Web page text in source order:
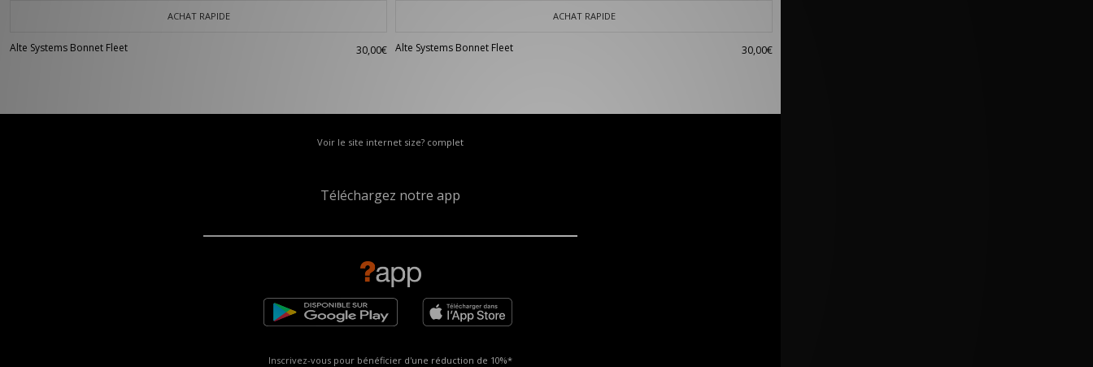
ACHAT RAPIDE
Alte Systems Bonnet Fleet 30,00€
ACHAT RAPIDE
Alte Systems Bonnet Fleet 30,00€
Voir le site internet size? complet
Téléchargez notre app
Inscrivez-vous pour bénéficier d'une réduction de 10%*